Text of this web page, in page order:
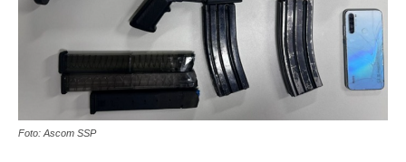
Foto: Ascom SSP